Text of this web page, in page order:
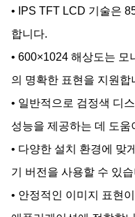
• IPS TFT LCD 기술은
합니다.
• 600×1024 해상도는 모
의 명확한 표현을 지원합
• 일반적으로 검정색 디
성능을 제공하는 데 도움
• 다양한 설치 환경에 맞
기 버전을 사용할 수 있
• 안정적인 이미지 표현